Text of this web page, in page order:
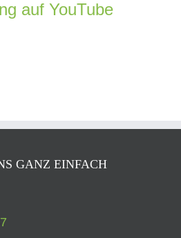
auf YouTube
GANZ EINFACH